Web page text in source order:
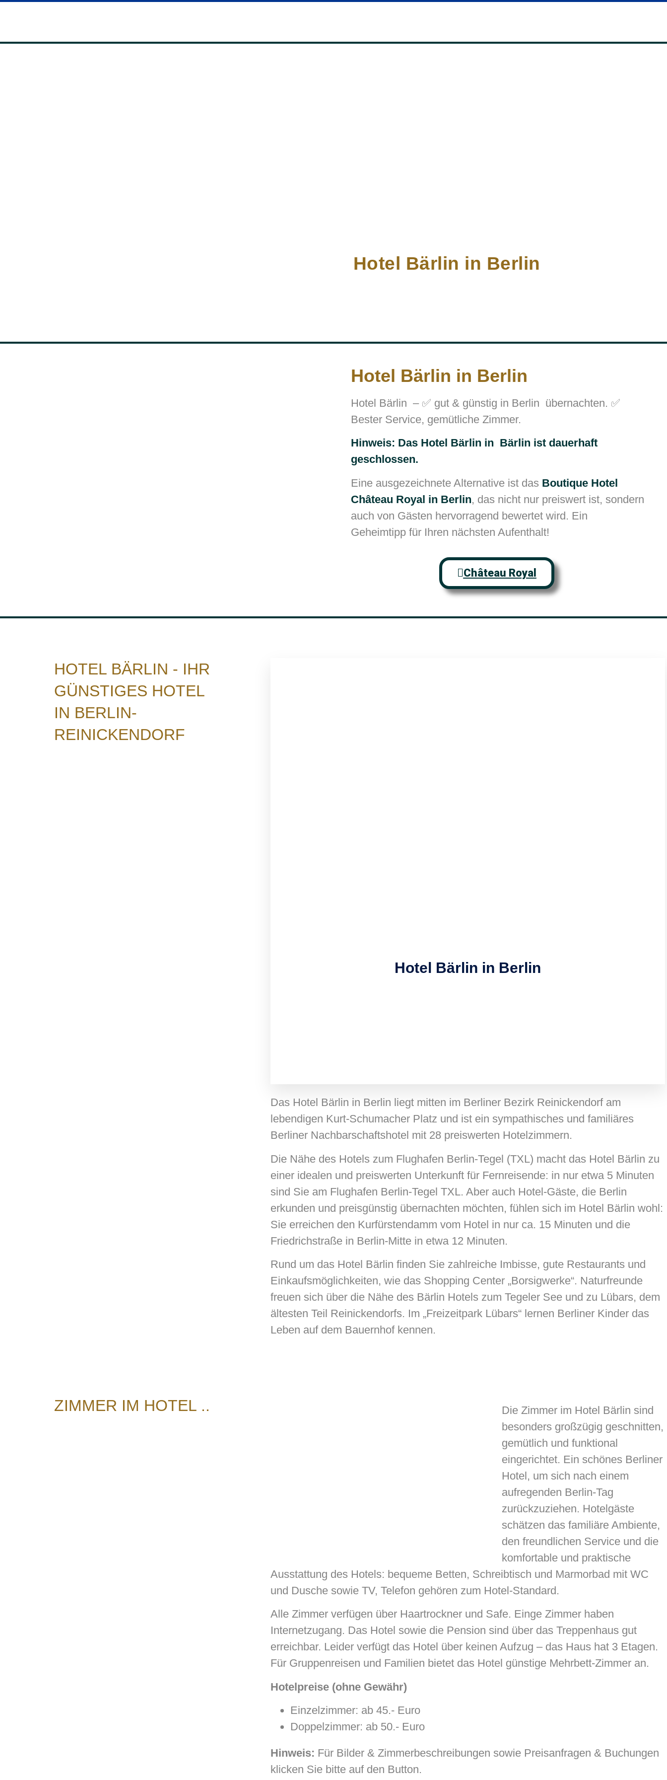
Hotel Bärlin in Berlin
Hotel Bärlin in Berlin
Hotel Bärlin – ✅ gut & günstig in Berlin übernachten. ✅
Bester Service, gemütliche Zimmer.
Hinweis: Das Hotel Bärlin in Bärlin ist dauerhaft
geschlossen.
Eine ausgezeichnete Alternative ist das Boutique Hotel
Château Royal in Berlin, das nicht nur preiswert ist, sondern
auch von Gästen hervorragend bewertet wird. Ein
Geheimtipp für Ihren nächsten Aufenthalt!
Château Royal
HOTEL BÄRLIN - IHR
GÜNSTIGES HOTEL
IN BERLIN-
REINICKENDORF
Hotel Bärlin in Berlin
Das Hotel Bärlin in Berlin liegt mitten im Berliner Bezirk Reinickendorf am
lebendigen Kurt-Schumacher Platz und ist ein sympathisches und familiäres
Berliner Nachbarschaftshotel mit 28 preiswerten Hotelzimmern.
Die Nähe des Hotels zum Flughafen Berlin-Tegel (TXL) macht das Hotel Bärlin zu
einer idealen und preiswerten Unterkunft für Fernreisende: in nur etwa 5 Minuten
sind Sie am Flughafen Berlin-Tegel TXL. Aber auch Hotel-Gäste, die Berlin
erkunden und preisgünstig übernachten möchten, fühlen sich im Hotel Bärlin wohl:
Sie erreichen den Kurfürstendamm vom Hotel in nur ca. 15 Minuten und die
Friedrichstraße in Berlin-Mitte in etwa 12 Minuten.
Rund um das Hotel Bärlin finden Sie zahlreiche Imbisse, gute Restaurants und
Einkaufsmöglichkeiten, wie das Shopping Center „Borsigwerke“. Naturfreunde
freuen sich über die Nähe des Bärlin Hotels zum Tegeler See und zu Lübars, dem
ältesten Teil Reinickendorfs. Im „Freizeitpark Lübars“ lernen Berliner Kinder das
Leben auf dem Bauernhof kennen.
ZIMMER IM HOTEL ..
Die Zimmer im Hotel Bärlin sind
besonders großzügig geschnitten,
gemütlich und funktional
eingerichtet. Ein schönes Berliner
Hotel, um sich nach einem
aufregenden Berlin-Tag
zurückzuziehen. Hotelgäste
schätzen das familiäre Ambiente,
den freundlichen Service und die
komfortable und praktische
Ausstattung des Hotels: bequeme Betten, Schreibtisch und Marmorbad mit WC
und Dusche sowie TV, Telefon gehören zum Hotel-Standard.
Alle Zimmer verfügen über Haartrockner und Safe. Einge Zimmer haben
Internetzugang. Das Hotel sowie die Pension sind über das Treppenhaus gut
erreichbar. Leider verfügt das Hotel über keinen Aufzug – das Haus hat 3 Etagen.
Für Gruppenreisen und Familien bietet das Hotel günstige Mehrbett-Zimmer an.
Hotelpreise (ohne Gewähr)
Einzelzimmer: ab 45.- Euro
Doppelzimmer: ab 50.- Euro
Hinweis: Für Bilder & Zimmerbeschreibungen sowie Preisanfragen & Buchungen
klicken Sie bitte auf den Button.